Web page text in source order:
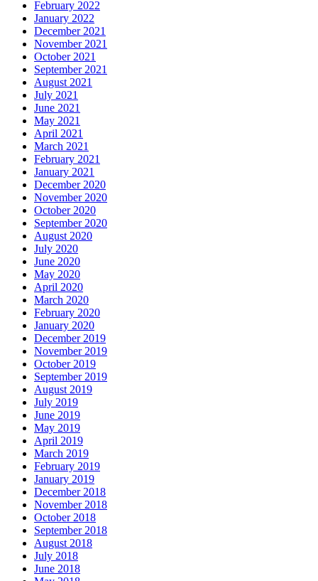
February 2022
January 2022
December 2021
November 2021
October 2021
September 2021
August 2021
July 2021
June 2021
May 2021
April 2021
March 2021
February 2021
January 2021
December 2020
November 2020
October 2020
September 2020
August 2020
July 2020
June 2020
May 2020
April 2020
March 2020
February 2020
January 2020
December 2019
November 2019
October 2019
September 2019
August 2019
July 2019
June 2019
May 2019
April 2019
March 2019
February 2019
January 2019
December 2018
November 2018
October 2018
September 2018
August 2018
July 2018
June 2018